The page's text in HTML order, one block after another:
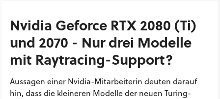
Nvidia Geforce RTX 2080 (Ti)
und 2070 - Nur drei Modelle
mit Raytracing-Support?
Aussagen einer Nvidia-Mitarbeiterin deuten darauf
hin, dass die kleineren Modelle der neuen Turing-